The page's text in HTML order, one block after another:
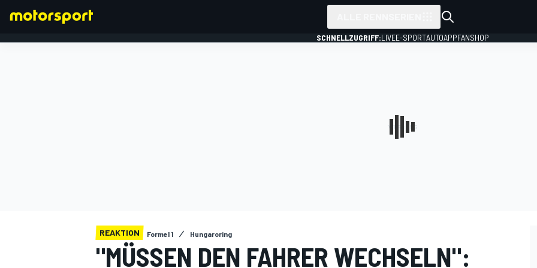
SCHNELLZUGRIFF:LIVEE-SPORTAUTOAPPFANSHOP
REAKTION Formel 1 Hungaroring
"MÜSSEN DEN FAHRER WECHSELN":